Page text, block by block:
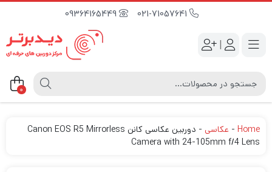
09364165449
|
0
Home
- عکاسی -
دوربین عکاسی کانن Canon EOS R5 Mirrorless
Camera with 24-105mm f/4 Lens